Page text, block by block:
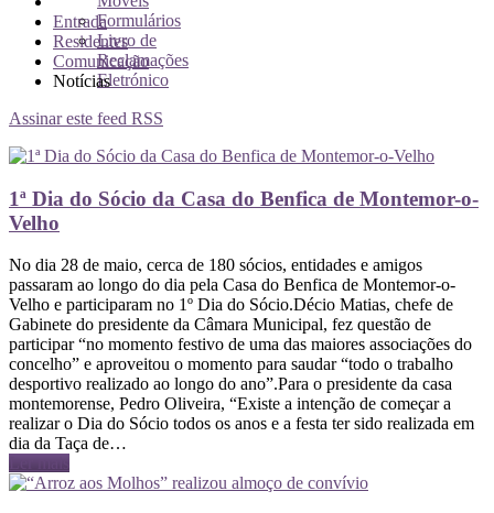
Formulários
Livro de
Reclamações
Eletrónico
Entrada
Residentes
Comunicação
Notícias
Assinar este feed RSS
1ª Dia do Sócio da Casa do Benfica de Montemor-o-
Velho
No dia 28 de maio, cerca de 180 sócios, entidades e amigos
passaram ao longo do dia pela Casa do Benfica de Montemor-o-
Velho e participaram no 1º Dia do Sócio.Décio Matias, chefe de
Gabinete do presidente da Câmara Municipal, fez questão de
participar “no momento festivo de uma das maiores associações do
concelho” e aproveitou o momento para saudar “todo o trabalho
desportivo realizado ao longo do ano”.Para o presidente da casa
montemorense, Pedro Oliveira, “Existe a intenção de começar a
realizar o Dia do Sócio todos os anos e a festa ter sido realizada em
dia da Taça de…
Ler mais